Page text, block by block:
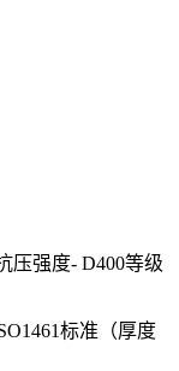
压强度- D400等级
标准（厚度